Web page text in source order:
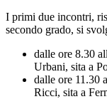
I primi due incontri,
secondo grado, si
dalle ore 8.30
Urbani, sita a
dalle ore 11.30
Ricci, sita a